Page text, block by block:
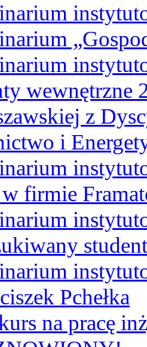
wewnętrzne
z
i
w firmie
Pchełka
na pracę